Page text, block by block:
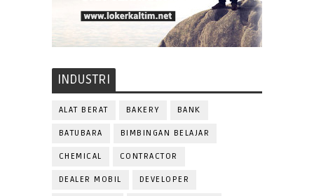
INDUSTRI
ALAT BERAT BAKERY BANK
BATUBARA BIMBINGAN BELAJAR
CHEMICAL CONTRACTOR
DEALER MOBIL DEVELOPER